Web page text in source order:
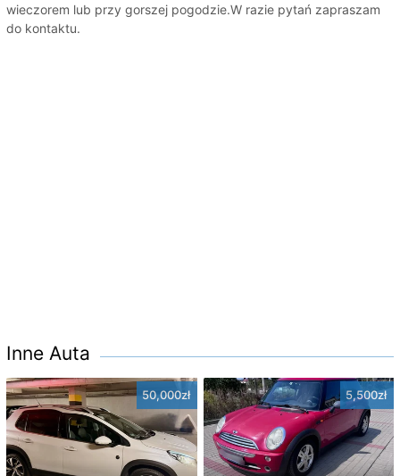
wieczorem lub przy gorszej pogodzie.W razie pytań zapraszam
do kontaktu.
Inne Auta
50,000zł 5,500zł